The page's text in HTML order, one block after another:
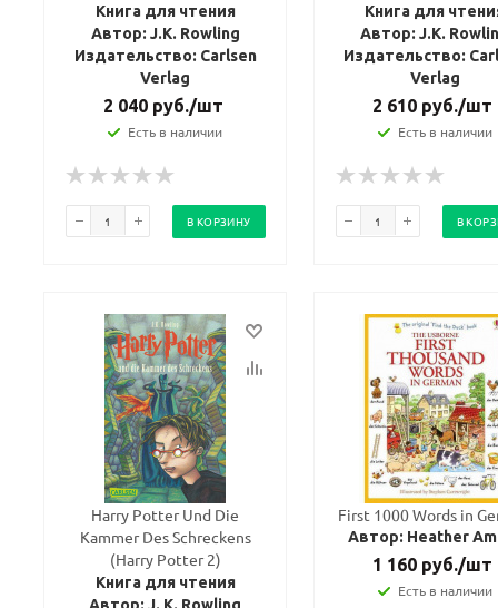
Книга для чтения
Автор: J.K. Rowling
Издательство: Carlsen
Verlag
2 040руб./шт
Есть в наличии
В КОРЗИНУ
Книга для
Автор: J.K.
Издательство:
Verlag
2 610 руб./шт
Есть в наличии
В
Harry Potter Und Die
Kammer Des Schreckens
(Harry Potter 2)
Книга для чтения
First 1000 Words in
Автор: Heather
1 160 руб./шт
Есть в наличии